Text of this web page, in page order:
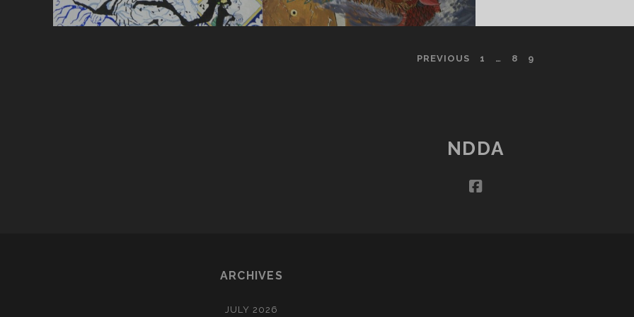
PREVIOUS 1 … 8 9
NDDA
facebook
ARCHIVES
JULY 2026